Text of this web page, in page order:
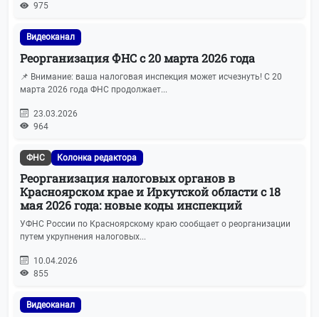
975
Видеоканал
Реорганизация ФНС с 20 марта 2026 года
📌 Внимание: ваша налоговая инспекция может исчезнуть! С 20
марта 2026 года ФНС продолжает...
23.03.2026
964
ФНС Колонка редактора
Реорганизация налоговых органов в
Красноярском крае и Иркутской области с 18
мая 2026 года: новые коды инспекций
УФНС России по Красноярскому краю сообщает о реорганизации
путем укрупнения налоговых...
10.04.2026
855
Видеоканал